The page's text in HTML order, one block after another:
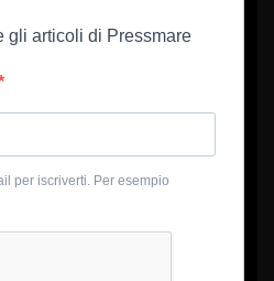
gli articoli di Pressmare
per iscriverti. Per esempio